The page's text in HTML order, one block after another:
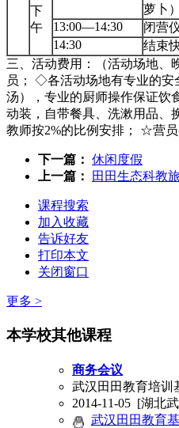
下
午
萝卜）
13:00—14:30 闭营
14:30
结束
三、活动费用：（活动场地、
员； ◇各活动场地有专业的
汤），专业的厨师操作保证
动装，自带餐具、洗漱用品、
教师按2%的比例安排； ☆营
下一篇： 休闲度假
上一篇：
田田生态科教
课程搜索
加入收藏
告诉好友
打印本文
关闭窗口
更多 >
本学校其他课程
商务会议
武汉田田教育培训
2014-11-05 [湖北
武汉田田教育